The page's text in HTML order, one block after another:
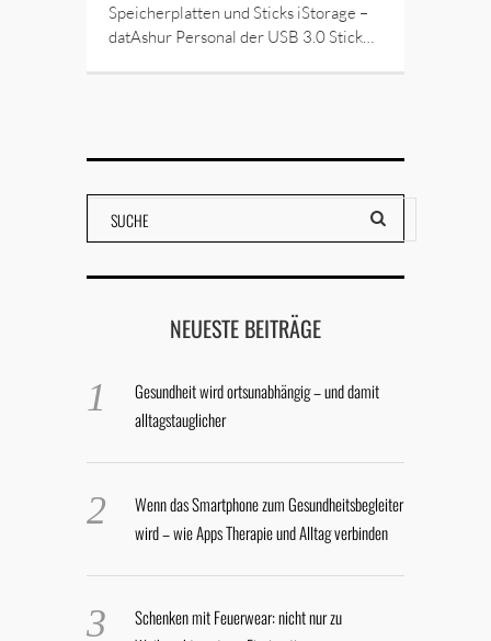
Speicherplatten und Sticks iStorage –
datAshur Personal der USB 3.0 Stick…
NEUESTE BEITRÄGE
Gesundheit wird ortsunabhängig – und damit
alltagstauglicher
Wenn das Smartphone zum Gesundheitsbegleiter
wird – wie Apps Therapie und Alltag verbinden
Schenken mit Feuerwear: nicht nur zu